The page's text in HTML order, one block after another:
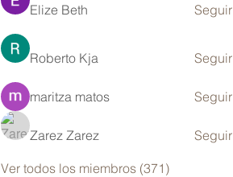
Elize Beth Seguir
Roberto Kja Seguir
maritza matos Seguir
Zarez Zarez Seguir
Ver todos los miembros (371)